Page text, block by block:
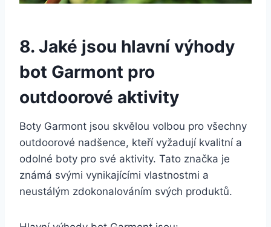
8. Jaké jsou hlavní výhody
bot​ Garmont pro
outdoorové ⁢aktivity
Boty Garmont⁣ jsou ‌skvělou ⁤volbou pro všechny
outdoorové nadšence, kteří vyžadují kvalitní a
odolné boty pro své ‍aktivity.​ Tato⁣ značka je
známá svými vynikajícími vlastnostmi a
neustálým ⁢zdokonalováním svých produktů.